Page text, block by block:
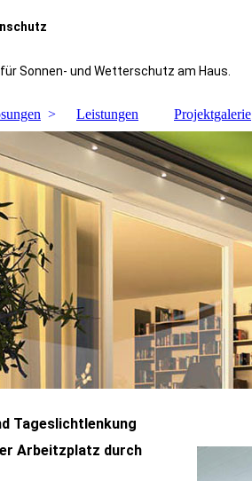
Sonnen- und Wetterschutz am Haus.
Leistungen Projektgalerie
Tageslichtlenkung
Arbeitzplatz durch